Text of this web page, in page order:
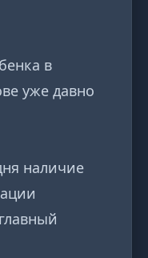
в
уже давно
наличие